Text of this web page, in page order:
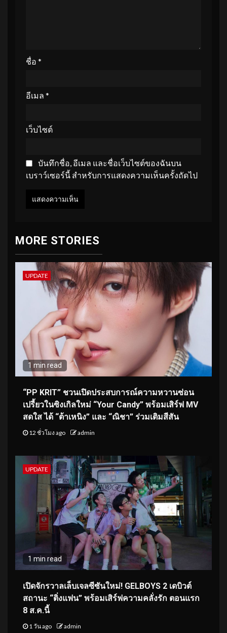
ชื่อ *
อีเมล *
เว็บไซต์
บันทึกชื่อ, อีเมล และชื่อเว็บไซต์ของฉันบน
เบราว์เซอร์นี้ สำหรับการแสดงความเห็นครั้งถัดไป
MORE STORIES
UPDATE
1 min read
“PP KRIT” ชวนเปิดประสบการณ์ความหวานซ่อน
เปรี้ยวในซิงเกิลใหม่ “Your Candy” พร้อมเสิร์ฟ MV
สดใส ได้ “ต้าเหนิง” และ “ณิชา” ร่วมเติมสีสัน
12 ชั่วโมง ago admin
UPDATE
1 min read
เปิดจักรวาลเล็บเจลซีซันใหม่! GELBOYS 2 เดบิวต์
สถานะ “ติ่งแฟน” พร้อมเสิร์ฟความคลั่งรัก ตอนแรก
8 ส.ค.นี้
1 วัน ago admin